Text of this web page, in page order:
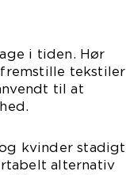
i tiden. Hør
tekstiler
til at
kvinder stadigt
alternativ